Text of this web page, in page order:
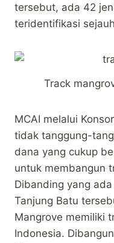
tersebut, ada 42
teridentifikasi
Track
MCAI melalui
tidak tanggung-
dana yang cukup
untuk membangun
Dibanding yang
Tanjung Batu
Mangrove memiliki
Indonesia.